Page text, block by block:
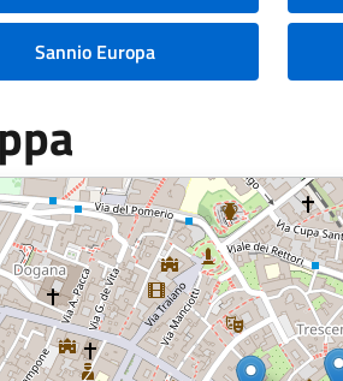
Sannio Europa